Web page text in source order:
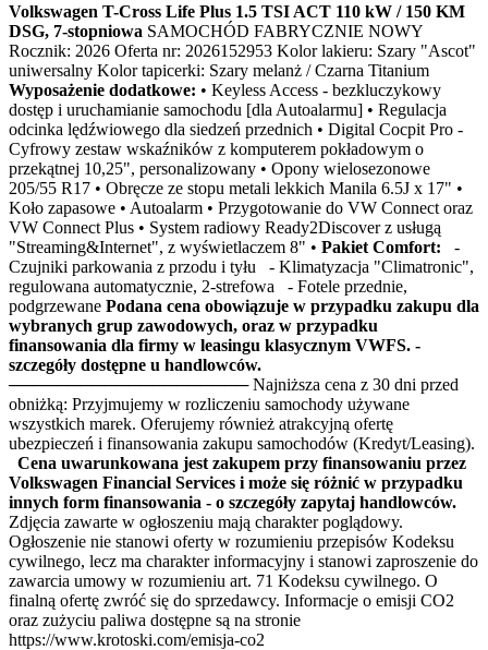
Volkswagen T-Cross Life Plus 1.5 TSI ACT 110 kW / 150 KM
DSG, 7-stopniowa SAMOCHÓD FABRYCZNIE NOWY
Rocznik: 2026 Oferta nr: 2026152953 Kolor lakieru: Szary "Ascot"
uniwersalny Kolor tapicerki: Szary melanż / Czarna Titanium
Wyposażenie dodatkowe: • Keyless Access - bezkluczykowy
dostęp i uruchamianie samochodu [dla Autoalarmu] • Regulacja
odcinka lędźwiowego dla siedzeń przednich • Digital Cocpit Pro -
Cyfrowy zestaw wskaźników z komputerem pokładowym o
przekątnej 10,25", personalizowany • Opony wielosezonowe
205/55 R17 • Obręcze ze stopu metali lekkich Manila 6.5J x 17" •
Koło zapasowe • Autoalarm • Przygotowanie do VW Connect oraz
VW Connect Plus • System radiowy Ready2Discover z usługą
"Streaming&Internet", z wyświetlaczem 8" • Pakiet Comfort: -
Czujniki parkowania z przodu i tyłu - Klimatyzacja "Climatronic",
regulowana automatycznie, 2-strefowa - Fotele przednie,
podgrzewane Podana cena obowiązuje w przypadku zakupu dla
wybranych grup zawodowych, oraz w przypadku
finansowania dla firmy w leasingu klasycznym VWFS. -
szczegóły dostępne u handlowców.
──────────────────── Najniższa cena z 30 dni przed
obniżką: Przyjmujemy w rozliczeniu samochody używane
wszystkich marek. Oferujemy również atrakcyjną ofertę
ubezpieczeń i finansowania zakupu samochodów (Kredyt/Leasing).
Cena uwarunkowana jest zakupem przy finansowaniu przez
Volkswagen Financial Services i może się różnić w przypadku
innych form finansowania - o szczegóły zapytaj handlowców.
Zdjęcia zawarte w ogłoszeniu mają charakter poglądowy.
Ogłoszenie nie stanowi oferty w rozumieniu przepisów Kodeksu
cywilnego, lecz ma charakter informacyjny i stanowi zaproszenie do
zawarcia umowy w rozumieniu art. 71 Kodeksu cywilnego. O
finalną ofertę zwróć się do sprzedawcy. Informacje o emisji CO2
oraz zużyciu paliwa dostępne są na stronie
https://www.krotoski.com/emisja-co2